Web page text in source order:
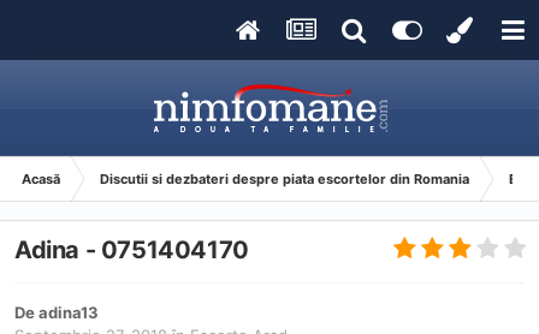
Acasă Discutii si dezbateri despre piata escortelor din Romania
Adina - 0751404170
Deadina13